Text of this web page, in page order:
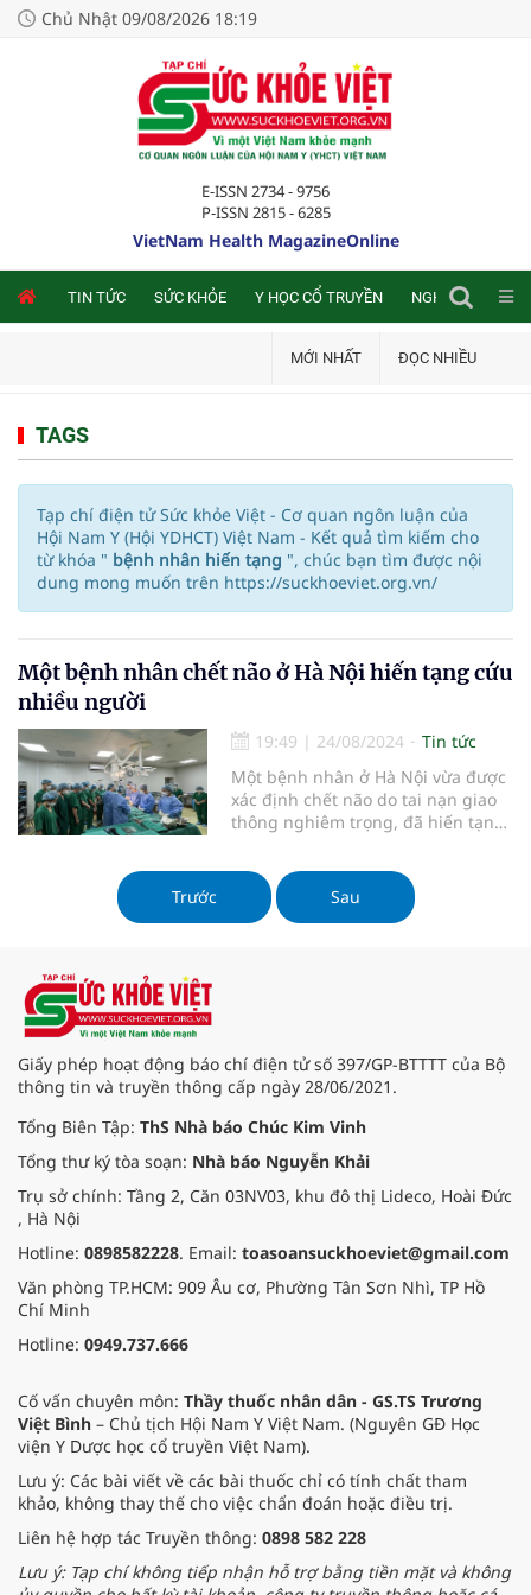
Chủ Nhật 09/08/2026 18:19
E-ISSN 2734 - 9756
P-ISSN 2815 - 6285
VietNam Health MagazineOnline
TIN TỨC SỨC KHỎE Y HỌC CỔ TRUYỀN NGHIÊN CỨU
MỚI NHẤT ĐỌC NHIỀU
TAGS
Tạp chí điện tử Sức khỏe Việt - Cơ quan ngôn luận của
Hội Nam Y (Hội YDHCT) Việt Nam - Kết quả tìm kiếm cho
từ khóa " bệnh nhân hiến tạng ", chúc bạn tìm được nội
dung mong muốn trên https://suckhoeviet.org.vn/
Một bệnh nhân chết não ở Hà Nội hiến tạng cứu
nhiều người
19:49 | 24/08/2024
Tin tức
Một bệnh nhân ở Hà Nội vừa được
xác định chết não do tai nạn giao
thông nghiêm trọng, đã hiến tạng
nặng khác...
Trước
Sau
Giấy phép hoạt động báo chí điện tử số 397/GP-BTTTT của Bộ
thông tin và truyền thông cấp ngày 28/06/2021.
Tổng Biên Tập: ThS Nhà báo Chúc Kim Vinh
Tổng thư ký tòa soạn: Nhà báo Nguyễn Khải
Trụ sở chính: Tầng 2, Căn 03NV03, khu đô thị Lideco, Hoài Đức
, Hà Nội
Hotline: 0898582228. Email: toasoansuckhoeviet@gmail.com
Văn phòng TP.HCM: 909 Âu cơ, Phường Tân Sơn Nhì, TP Hồ
Chí Minh
Hotline: 0949.737.666
Cố vấn chuyên môn: Thầy thuốc nhân dân - GS.TS Trương
Việt Bình – Chủ tịch Hội Nam Y Việt Nam. (Nguyên GĐ Học
viện Y Dược học cổ truyền Việt Nam).
Lưu ý: Các bài viết về các bài thuốc chỉ có tính chất tham
khảo, không thay thế cho việc chẩn đoán hoặc điều trị.
Liên hệ hợp tác Truyền thông: 0898 582 228
Lưu ý: Tạp chí không tiếp nhận hỗ trợ bằng tiền mặt và không